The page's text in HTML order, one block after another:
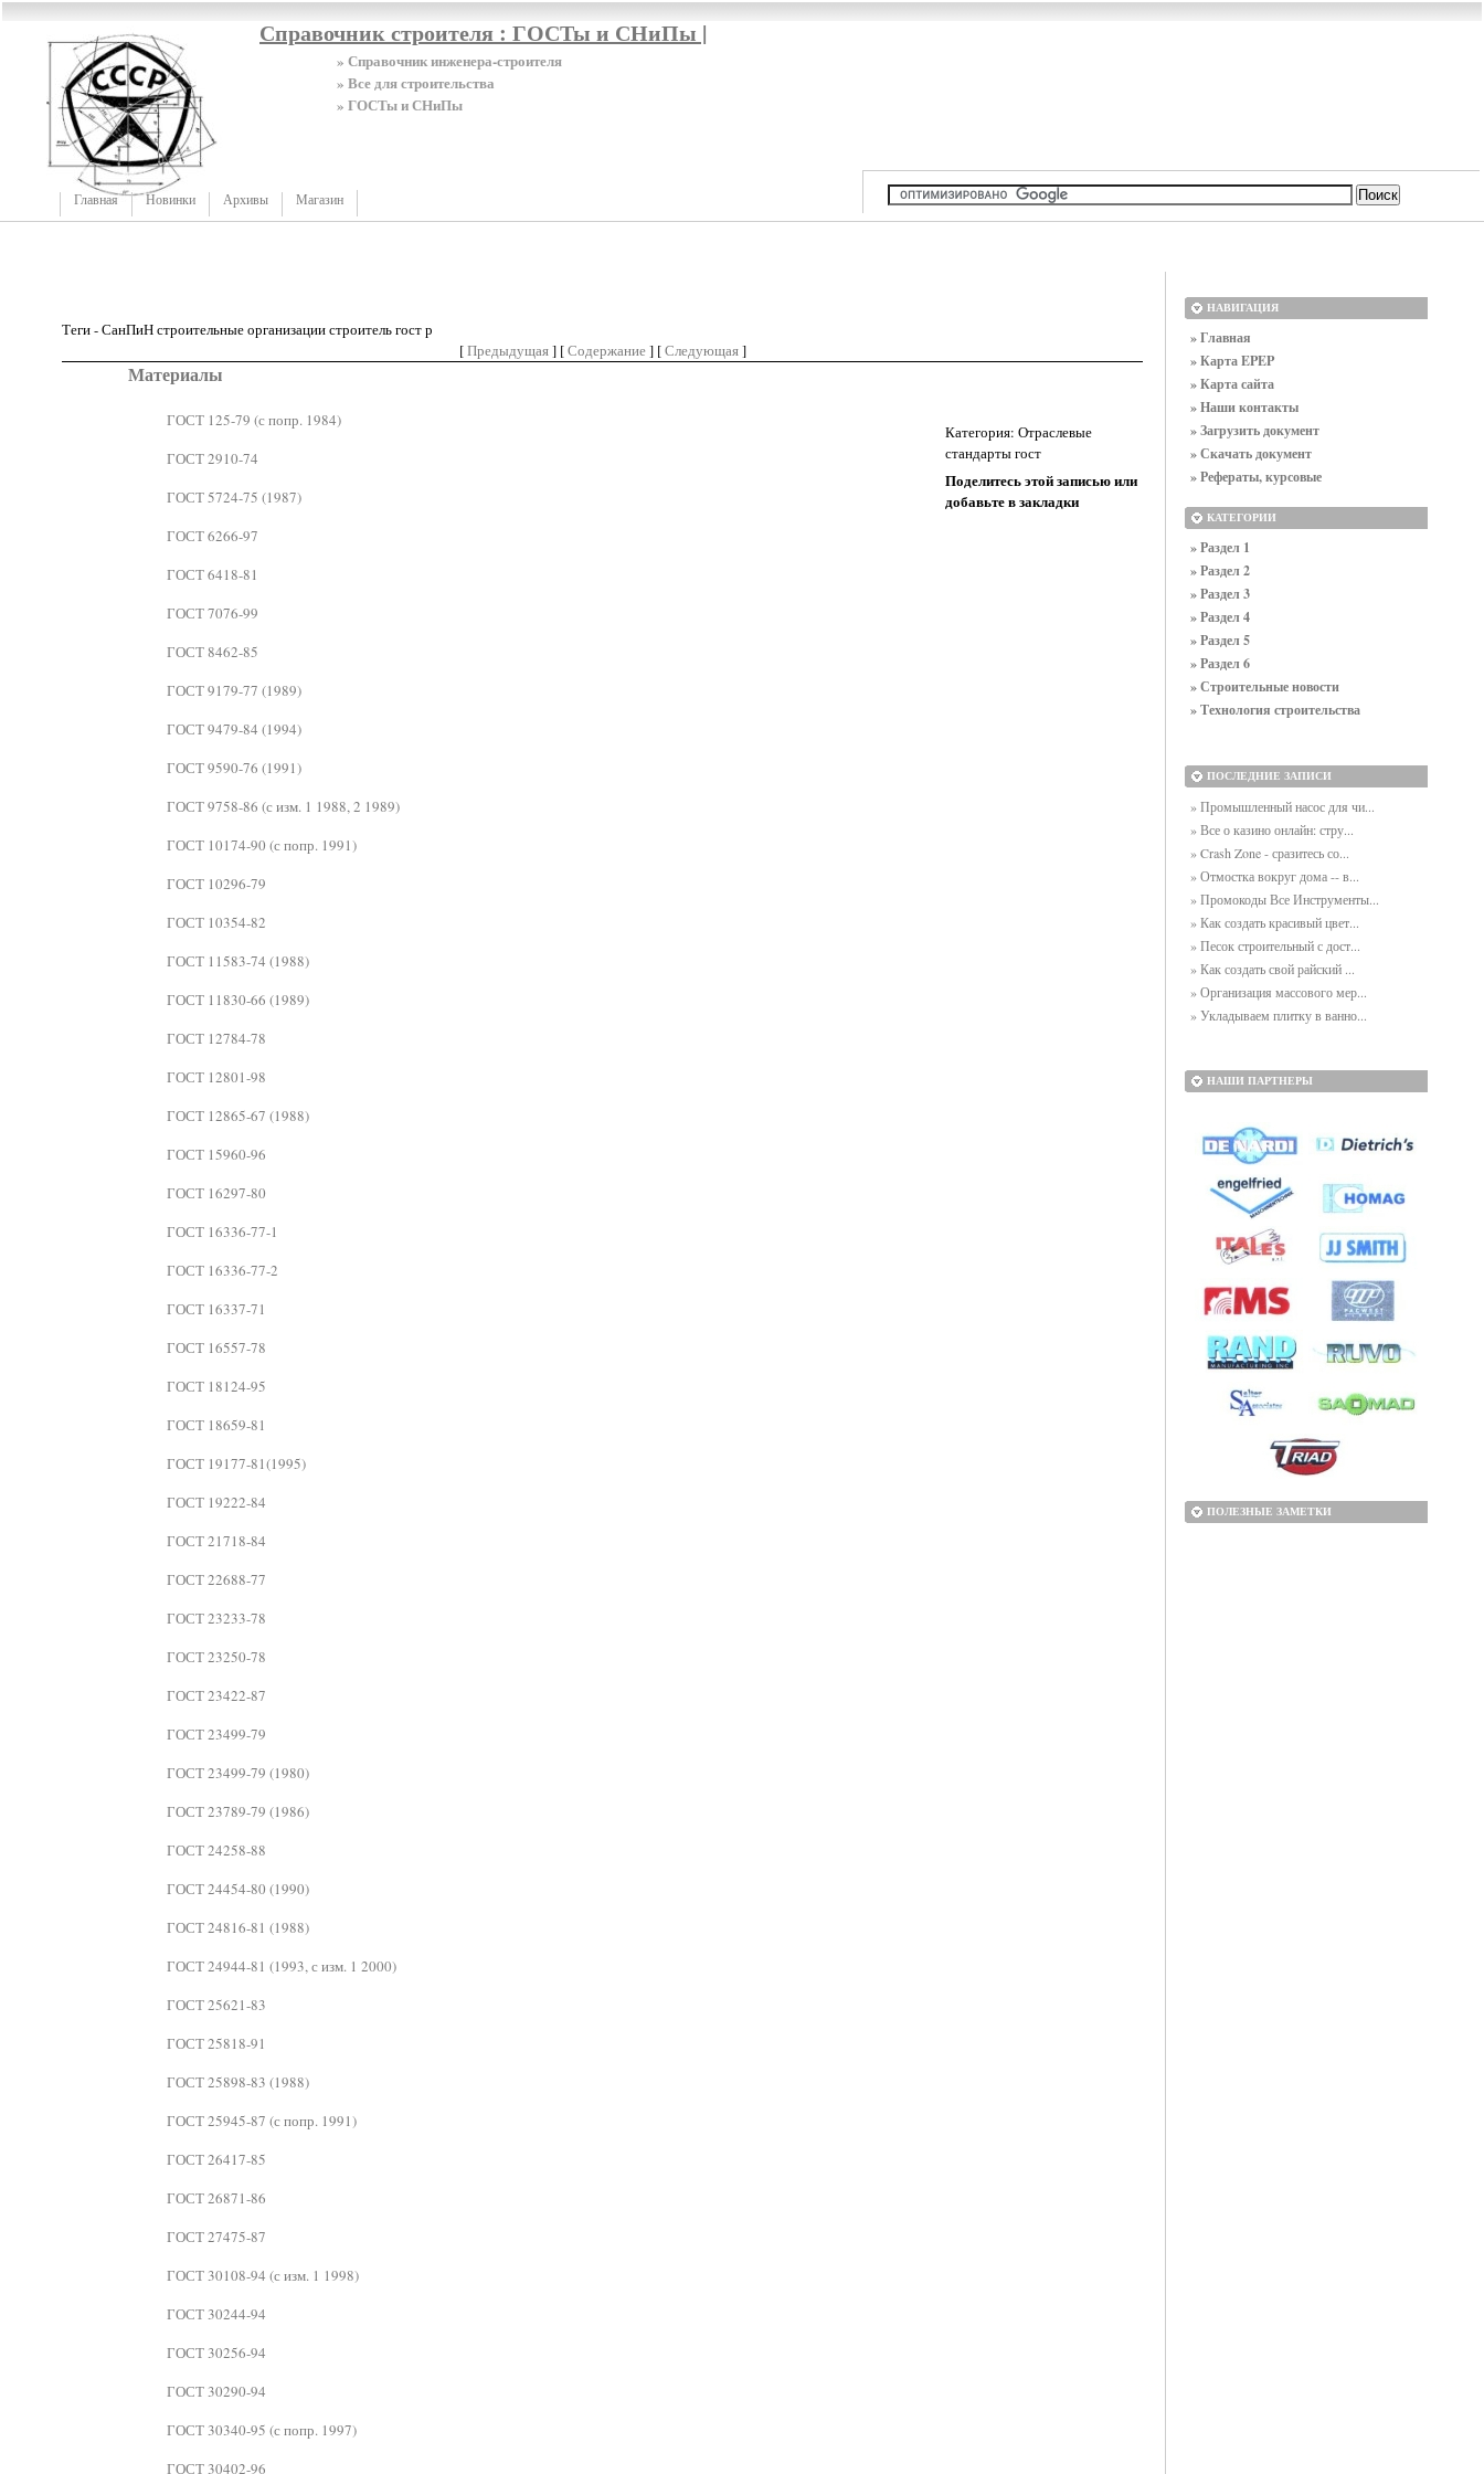
Справочник строителя : ГОСТы и СНиПы |
» Справочник инженера-строителя
» Все для строительства
» ГОСТы и СНиПы
Главная Новинки Архивы Магазин
Теги - СанПиН строительные организации строитель гост р
[Предыдущая] [Содержание] [Следующая]
Материалы
ГОСТ 125-79 (с попр. 1984)
ГОСТ 2910-74
ГОСТ 5724-75 (1987)
ГОСТ 6266-97
ГОСТ 6418-81
ГОСТ 7076-99
ГОСТ 8462-85
ГОСТ 9179-77 (1989)
ГОСТ 9479-84 (1994)
ГОСТ 9590-76 (1991)
ГОСТ 9758-86 (с изм. 1 1988, 2 1989)
ГОСТ 10174-90 (с попр. 1991)
ГОСТ 10296-79
ГОСТ 10354-82
ГОСТ 11583-74 (1988)
ГОСТ 11830-66 (1989)
ГОСТ 12784-78
ГОСТ 12801-98
ГОСТ 12865-67 (1988)
ГОСТ 15960-96
ГОСТ 16297-80
ГОСТ 16336-77-1
ГОСТ 16336-77-2
ГОСТ 16337-71
ГОСТ 16557-78
ГОСТ 18124-95
ГОСТ 18659-81
ГОСТ 19177-81(1995)
ГОСТ 19222-84
ГОСТ 21718-84
ГОСТ 22688-77
ГОСТ 23233-78
ГОСТ 23250-78
ГОСТ 23422-87
ГОСТ 23499-79
ГОСТ 23499-79 (1980)
ГОСТ 23789-79 (1986)
ГОСТ 24258-88
ГОСТ 24454-80 (1990)
ГОСТ 24816-81 (1988)
ГОСТ 24944-81 (1993, с изм. 1 2000)
ГОСТ 25621-83
ГОСТ 25818-91
ГОСТ 25898-83 (1988)
ГОСТ 25945-87 (с попр. 1991)
ГОСТ 26417-85
ГОСТ 26871-86
ГОСТ 27475-87
ГОСТ 30108-94 (с изм. 1 1998)
ГОСТ 30244-94
ГОСТ 30256-94
ГОСТ 30290-94
ГОСТ 30340-95 (с попр. 1997)
ГОСТ 30402-96
Категория: Отраслевые
стандарты гост
Поделитесь этой записью или
добавьте в закладки
НАВИГАЦИЯ
» Главная
» Карта EPEP
» Карта сайта
» Наши контакты
» Загрузить документ
» Скачать документ
» Рефераты, курсовые
КАТЕГОРИИ
» Раздел 1
» Раздел 2
» Раздел 3
» Раздел 4
» Раздел 5
» Раздел 6
» Строительные новости
» Технология строительства
ПОСЛЕДНИЕ ЗАПИСИ
» Промышленный насос для чи...
» Все о казино онлайн: стру...
» Crash Zone - сразитесь со...
» Отмостка вокруг дома -- в...
» Промокоды Все Инструменты...
» Как создать красивый цвет...
» Песок строительный с дост...
» Как создать свой райский ...
» Организация массового мер...
» Укладываем плитку в ванно...
НАШИ ПАРТНЕРЫ
ПОЛЕЗНЫЕ ЗАМЕТКИ